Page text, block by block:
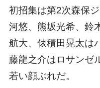
初招集は第2次森保
河悠、熊坂光希、鈴
航大、俵積田晃太は
藤龍之介はロサンゼ
若い顔ぶれだ。